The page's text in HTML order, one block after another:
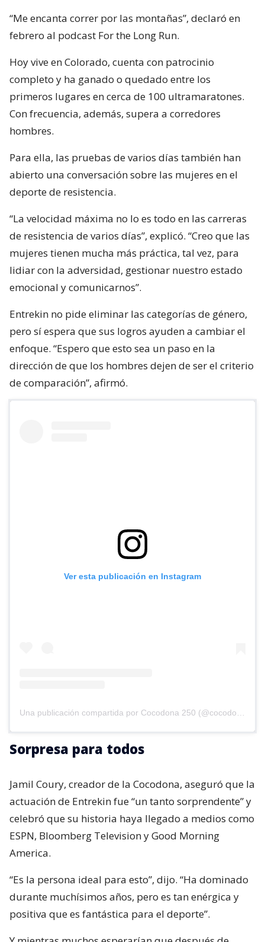
“Me encanta correr por las montañas”, declaró en
febrero al podcast For the Long Run.
Hoy vive en Colorado, cuenta con patrocinio
completo y ha ganado o quedado entre los
primeros lugares en cerca de 100 ultramaratones.
Con frecuencia, además, supera a corredores
hombres.
Para ella, las pruebas de varios días también han
abierto una conversación sobre las mujeres en el
deporte de resistencia.
“La velocidad máxima no lo es todo en las carreras
de resistencia de varios días”, explicó. “Creo que las
mujeres tienen mucha más práctica, tal vez, para
lidiar con la adversidad, gestionar nuestro estado
emocional y comunicarnos”.
Entrekin no pide eliminar las categorías de género,
pero sí espera que sus logros ayuden a cambiar el
enfoque. “Espero que esto sea un paso en la
dirección de que los hombres dejen de ser el criterio
de comparación”, afirmó.
Ver esta publicación en Instagram
Sorpresa para todos
Jamil Coury, creador de la Cocodona, aseguró que la
actuación de Entrekin fue “un tanto sorprendente” y
celebró que su historia haya llegado a medios como
ESPN, Bloomberg Television y Good Morning
America.
“Es la persona ideal para esto”, dijo. “Ha dominado
durante muchísimos años, pero es tan enérgica y
positiva que es fantástica para el deporte”.